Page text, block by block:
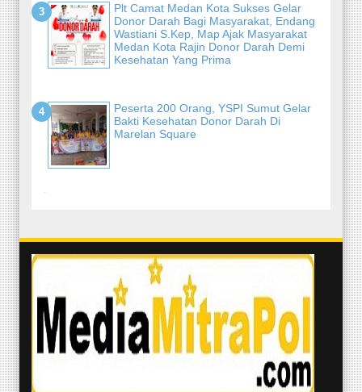
Plt Camat Medan Kota Sukses Gelar
Donor Darah Bagi Masyarakat, Endang
Wastiani S.Kep, Map Ajak Masyarakat
Medan Kota Rajin Donor Darah Demi
Kesehatan Yang Prima
Peserta 200 Orang, YSPI Sumut Gelar
Bakti Kesehatan Donor Darah Di
Marelan Square
-